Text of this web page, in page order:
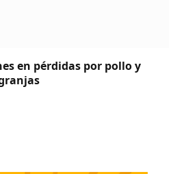
en pérdidas por pollo y